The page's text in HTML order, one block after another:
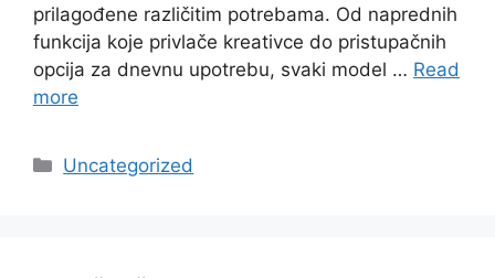
prilagođene različitim potrebama. Od naprednih
funkcija koje privlače kreativce do pristupačnih
opcija za dnevnu upotrebu, svaki model … Read
more
Categories
Uncategorized